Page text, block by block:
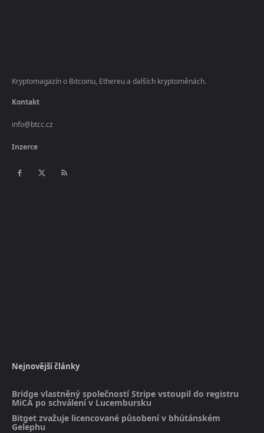
Kryptomagazín o Bitcoinu, Ethereu a dalších kryptoměnách.
Kontakt
info@btcc.cz
Inzerce
Nejnovější články
Bridge vlastněný společností Stripe vstoupil do registru
MiCA po schválení v Lucembursku
Bitget zvažuje licencované působení v bhútánském
Gelephu